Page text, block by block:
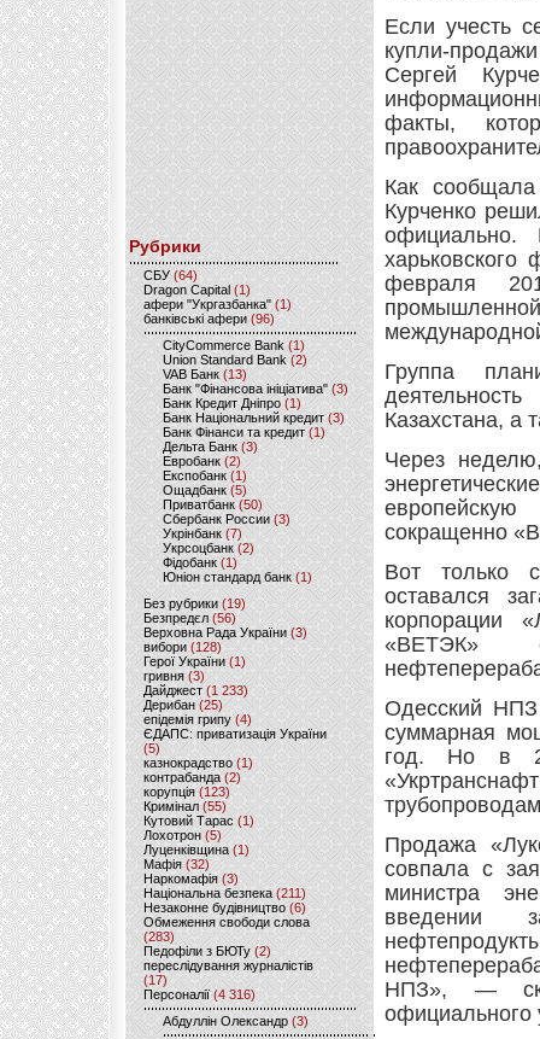
Рубрики
CБУ (64)
Dragon Capital (1)
афери "Укргазбанка" (1)
банківські афери (96)
CityCommerce Bank (1)
Union Standard Bank (2)
VAB Банк (13)
Банк "Фінансова ініціатива" (3)
Банк Кредит Дніпро (1)
Банк Національний кредит (3)
Банк Фінанси та кредит (1)
Дельта Банк (3)
Евробанк(2)
Експобанк (1)
Ощадбанк(5)
Приватбанк (50)
Сбербанк России (3)
Укрінбанк(7)
Укрсоцбанк (2)
Фідобанк (1)
Юніон стандард банк(1)
Без рубрики (19)
Безпредєл(56)
Верховна Рада України (3)
вибори(128)
Герої України(1)
гривня (3)
Дайджест (1 233)
Дерибан (25)
епідемія грипу (4)
ЄДАПС: приватизація України
(5)
казнокрадство (1)
контрабанда (2)
корупція (123)
Кримінал (55)
Кутовий Тарас (1)
Лохотрон(5)
Луценківщина (1)
Мафія (32)
Наркомафія (3)
Національна безпека (211)
Незаконне будівництво(6)
Обмеження свободи слова
(283)
Педофіли з БЮТу (2)
переслідування журналістів
(17)
Персоналії (4 316)
Абдуллін Олександр (3)
Если учесть
купли-
Сергей
факты,
Как
Курченко
февраля
Группа
Казахстана, а
Через
сокращенно
Вот только
оставался
корпорации
«ВЕТЭК»
Одесский
суммарная
год. Но в
Продажа
совпала с
министра
введении
НПЗ», —
официального